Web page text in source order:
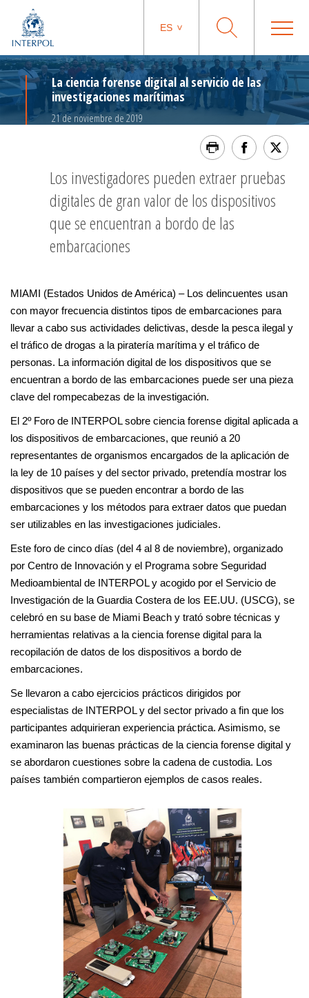
ES
La ciencia forense digital al servicio de las
investigaciones marítimas
21 de noviembre de 2019
Los investigadores pueden extraer pruebas
digitales de gran valor de los dispositivos
que se encuentran a bordo de las
embarcaciones
MIAMI (Estados Unidos de América) – Los delincuentes usan
con mayor frecuencia distintos tipos de embarcaciones para
llevar a cabo sus actividades delictivas, desde la pesca ilegal y
el tráfico de drogas a la piratería marítima y el tráfico de
personas. La información digital de los dispositivos que se
encuentran a bordo de las embarcaciones puede ser una pieza
clave del rompecabezas de la investigación.
El 2º Foro de INTERPOL sobre ciencia forense digital aplicada a
los dispositivos de embarcaciones, que reunió a 20
representantes de organismos encargados de la aplicación de
la ley de 10 países y del sector privado, pretendía mostrar los
dispositivos que se pueden encontrar a bordo de las
embarcaciones y los métodos para extraer datos que puedan
ser utilizables en las investigaciones judiciales.
Este foro de cinco días (del 4 al 8 de noviembre), organizado
por Centro de Innovación y el Programa sobre Seguridad
Medioambiental de INTERPOL y acogido por el Servicio de
Investigación de la Guardia Costera de los EE.UU. (USCG), se
celebró en su base de Miami Beach y trató sobre técnicas y
herramientas relativas a la ciencia forense digital para la
recopilación de datos de los dispositivos a bordo de
embarcaciones.
Se llevaron a cabo ejercicios prácticos dirigidos por
especialistas de INTERPOL y del sector privado a fin que los
participantes adquirieran experiencia práctica. Asimismo, se
examinaron las buenas prácticas de la ciencia forense digital y
se abordaron cuestiones sobre la cadena de custodia. Los
países también compartieron ejemplos de casos reales.